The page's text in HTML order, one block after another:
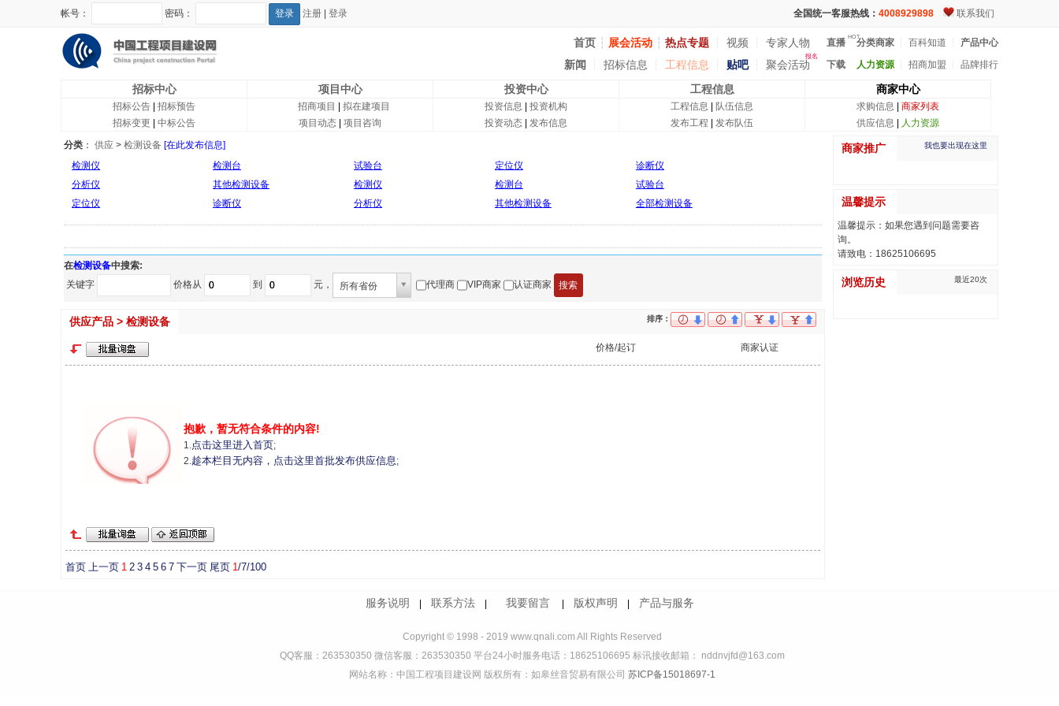
帐号： 密码： 注册 登录 全国统一客服热线： 4008929898 联系我们
首页 ┆ 展会活动 ┆ 热点专题 视频
专家人物
新闻
招标信息 工程信息 贴吧┆ 聚会活动
报名
直播
HOT
下载
分类商家 百科知道
产品中心
人力资源┆ 招商加盟 品牌排行
招标中心 项目中心 投资中心 工程信息 商家中心
招标公告
招标预告
招标变更
中标公告
招商项目
拟在建项目
项目动态
项目咨询
投资信息
投资机构
投资动态
发布信息
工程信息
队伍信息
发布工程
发布队伍
求购信息
商家列表
供应信息
人力资源
分类 ： 供应 > 检测设备 [在此发布信息]
检测仪
检测台 试验台 定位仪
诊断仪
分析仪
其他检测设备 检测仪 检测台
试验台
定位仪
诊断仪 分析仪 其他检测设备 全部检测设备
在检测设备中搜索:
关键字
价格从 到 元， 所有省份 代理商 VIP商家 认证商家
供应产品 > 检测设备 排序：
价格/起订 商家认证
抱歉，暂无符合条件的内容!
1.点击这里进入首页;
2.趁本栏目无内容，点击这里首批发布供应信息;
首页 上一页 1 2 3 4 5 6 7 下一页 尾页 1/7/100
商家推广 我也要出现在这里
温馨提示
温馨提示：如果您遇到问题需要咨
询。
请致电：18625106695
浏览历史 最近20次
服务说明 联系方法| 我要留言 版权声明 产品与服务
Copyright © 1998 - 2019 www.qnali.com All Rights Reserved
QQ客服：263530350 微信客服：263530350 平台24小时服务电话：18625106695 标讯接收邮箱： nddnvjfd@163.com
网站名称：中国工程项目建设网 版权所有：如皋丝音贸易有限公司 苏ICP备15018697-1